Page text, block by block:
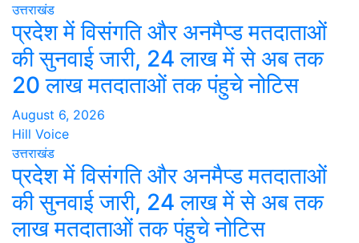
उत्तराखंड
प्रदेश में विसंगति और अनमैप्ड मतदाताओं
की सुनवाई जारी, 24 लाख में से अब तक
20 लाख मतदाताओं तक पंहुचे नोटिस
August 6, 2026
Hill Voice
उत्तराखंड
प्रदेश में विसंगति और अनमैप्ड मतदाताओं
की सुनवाई जारी, 24 लाख में से अब तक
लाख मतदाताओं तक पंहुचे नोटिस